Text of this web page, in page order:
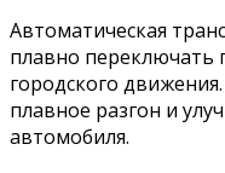
Автоматическая
плавно переключать
городского
плавное разгон и
автомобиля.